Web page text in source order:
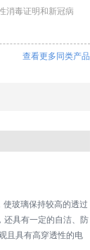
消毒证明和新冠病
查看更多同类产品
玻璃保持较高的透过
具有一定的自洁、防
且具有高穿透性的电